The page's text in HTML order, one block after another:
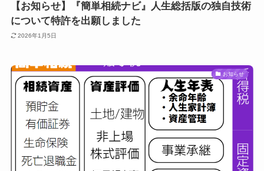
【お知らせ】『簡単相続ナビ』人生総括版の独自技術
について特許を出願しました
2026年1月5日
お知らせ